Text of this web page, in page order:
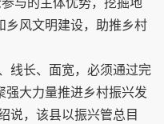
与的主体优势，挖掘地
乡风文明建设，助推乡村
线长、面宽，必须通过完
强大力量推进乡村振兴发
说，该县以振兴管总目